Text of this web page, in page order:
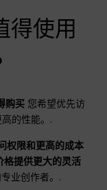
得使用
购买 您希望优先访
的性能。.
权限和更高的成本
提供更大的灵活
业创作者。.